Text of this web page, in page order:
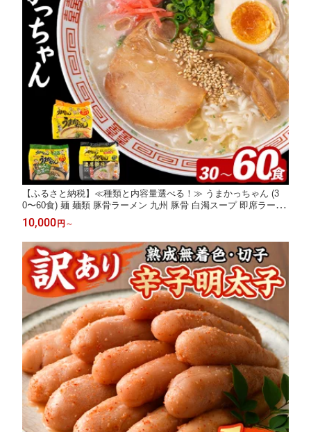
【ふるさと納税】≪種類と内容量選べる！≫ うまかっちゃん (3
0〜60食) 麺 麺類 豚骨ラーメン 九州 豚骨 白濁スープ 即席ラーメ
ン お手軽 インスタント 袋麺 簡単調理 福岡県 高菜 高菜風味 濃厚
新味 食べ比べ セット お楽しみ ポークオイル 【FUKUOKA MIOT
SUKUSHI】
10,000 円 ～